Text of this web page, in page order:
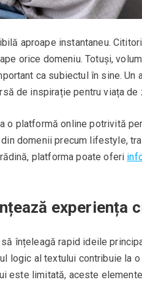
aproape instantaneu.
orice domeniu. Totuși,
ca subiectul în sine. Un
de inspirație pentru viața de
o platformă online potrivită
domenii precum lifestyle,
platforma poate oferi
experiența
înțeleagă rapid ideile
logic al textului contribuie la
este limitată, aceste